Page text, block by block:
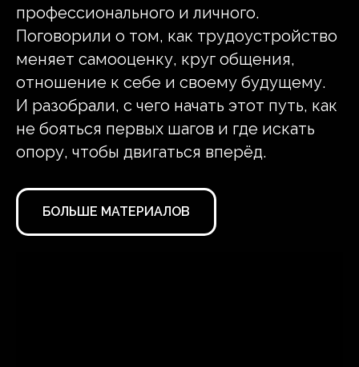
профессионального и личного.
Поговорили о том, как трудоустройство
меняет самооценку, круг общения,
отношение к себе и своему будущему.
И разобрали, с чего начать этот путь, как
не бояться первых шагов и где искать
опору, чтобы двигаться вперёд.
БОЛЬШЕ МАТЕРИАЛОВ